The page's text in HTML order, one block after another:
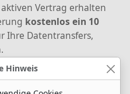
Hinweis
Vertrag erhalten
kostenlos ein 10
Ihre Datentransfers,